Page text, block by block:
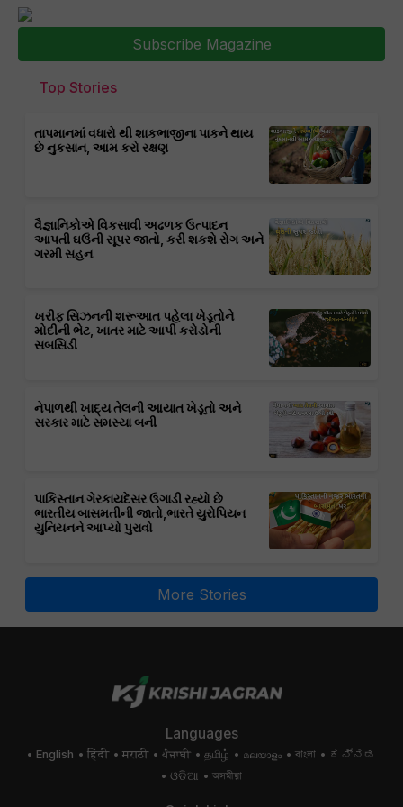
Subscribe Magazine
Top Stories
તાપમાનમાં વધારો થી શાકભાજીના પાકને થાય
છે નુકસાન, આમ કરો રક્ષણ
વૈજ્ઞાનિકોએ વિકસાવી અઢળક ઉત્પાદન
આપતી ઘઉંની સૂપર જાતો, કરી શકશે રોગ અને
ગરમી સહન
ખરીફ સિઝનની શરૂઆત પહેલા ખેડૂતોને
મોદીની ભેટ, ખાતર માટે આપી કરોડોની
સબસિડી
નેપાળથી ખાદ્ય તેલની આયાત ખેડૂતો અને
સરકાર માટે સમસ્યા બની
પાકિસ્તાન ગેરકાયદેસર ઉગાડી રહ્યો છે
ભારતીય બાસમતીની જાતો,ભારતે યુરોપિયન
યુનિયનને આપ્યો પુરાવો
More Stories
Languages
English हिंदी मराठी ਪੰਜਾਬੀ தமிழ் മലയാളം বাংলা
ಕನ್ನಡ
ଓଡିଆ
অসমীয়া